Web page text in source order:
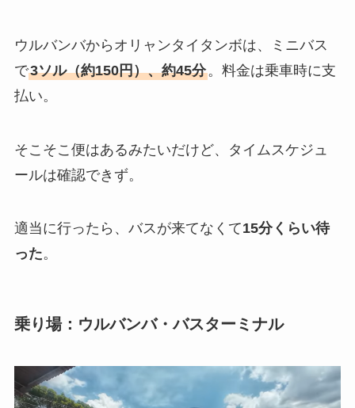
ウルバンバからオリャンタイタンボは、ミニバス
で3ソル（約150円）、約45分。料金は乗車時に支
払い。
そこそこ便はあるみたいだけど、タイムスケジュ
ールは確認できず。
適当に行ったら、バスが来てなくて15分くらい待
った。
乗り場：ウルバンバ・バスターミナル